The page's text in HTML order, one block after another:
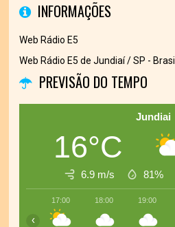
INFORMAÇÕES
Web Rádio E5
Web Rádio E5 de Jundiaí / SP - Brasil.
PREVISÃO DO TEMPO
Jundiai
16°C
6.9 m/s 81%
17:00 18:00 19:00
‹